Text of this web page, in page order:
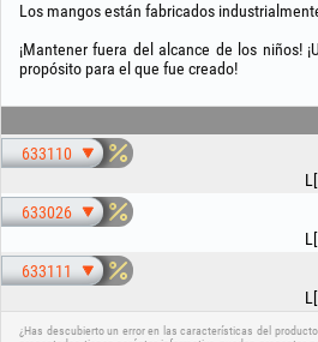
Los mangos están fabricados
¡Mantener fuera del alcance de los niños!
propósito para el que fue creado!
633110
633026
633111
¿Has descubierto un error en las características del